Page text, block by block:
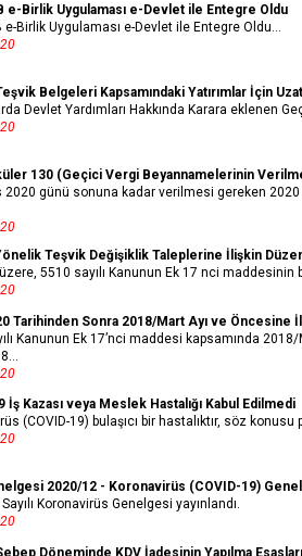
e-Birlik Uygulaması e-Devlet ile Entegre Oldu
e-Birlik Uygulaması e-Devlet ile Entegre Oldu...
Belgeleri Kapsamındaki Yatırımlar İçin
Devlet Yardımları Hakkında Karara eklenen
130 (Geçici Vergi Beyannamelerinin
2020 günü sonuna kadar verilmesi gereken
Teşvik Değişiklik Taleplerine İlişkin
5510 sayılı Kanunun Ek 17 nci maddesinin
Tarihinden Sonra 2018/Mart Ayı ve Öncesine
Kanunun Ek 17’nci maddesi kapsamında
İş Kazası veya Meslek Hastalığı Kabul Edilmedi
(COVID-19) bulaşıcı bir hastalıktır, söz
2020/12 - Koronavirüs (COVID-19)
Koronavirüs Genelgesi yayınlandı.
Döneminde KDV İadesinin Yapılma Esasları